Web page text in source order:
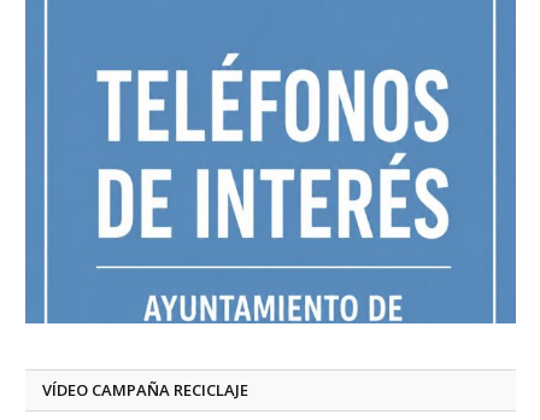
VÍDEO CAMPAÑA RECICLAJE